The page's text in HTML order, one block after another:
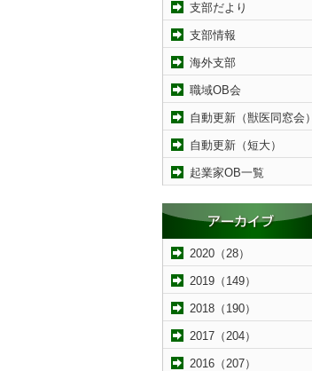
支部だより
支部情報
海外支部
職域OB会
自動更新（獣医同窓会）
自動更新（短大）
起業家OB一覧
2020（28）
2019（149）
2018（190）
2017（204）
2016（207）